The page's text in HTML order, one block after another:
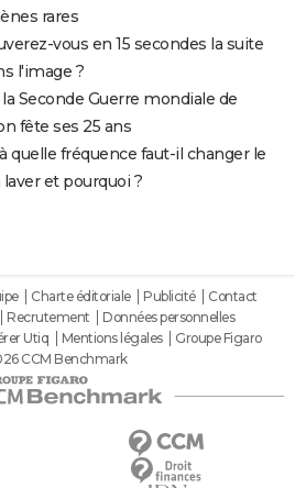
rares
vous en 15 secondes la suite
l'image ?
Seconde Guerre mondiale de
fête ses 25 ans
quelle fréquence faut-il changer le
et pourquoi ?
Charte éditoriale Publicité
Contact
Recrutement
Données personnelles
Utiq Mentions légales
Groupe Figaro
CCM Benchmark